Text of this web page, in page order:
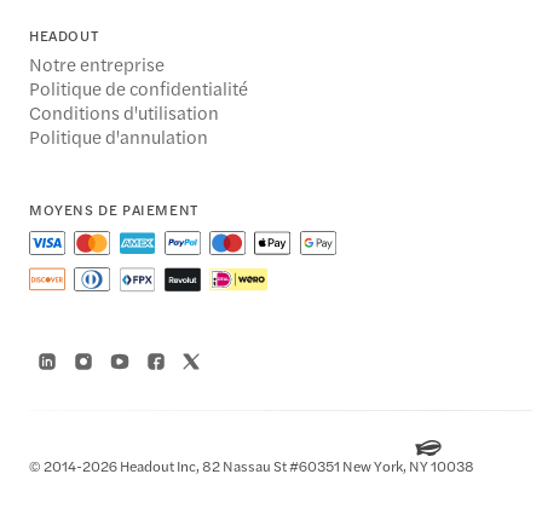
HEADOUT
Notre entreprise
Politique de confidentialité
Conditions d'utilisation
Politique d'annulation
MOYENS DE PAIEMENT
© 2014-2026 Headout Inc, 82 Nassau St #60351 New York, NY 10038